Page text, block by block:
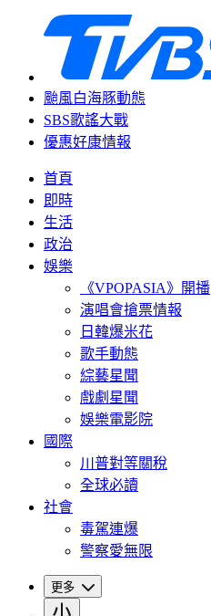
颱風白海豚動態
SBS歌謠大戰
優惠好康情報
首頁
即時
生活
政治
娛樂
《VPOPASIA》開播
演唱會搶票情報
日韓爆米花
歌手動態
綜藝星聞
戲劇星聞
娛樂電影院
國際
川普對等關稅
全球必讀
社會
毒駕連爆
警察愛無限
更多